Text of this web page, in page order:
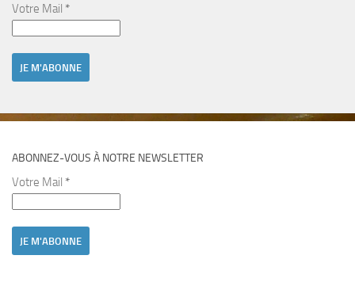
Votre Mail *
ABONNEZ-VOUS À NOTRE NEWSLETTER
Votre Mail *